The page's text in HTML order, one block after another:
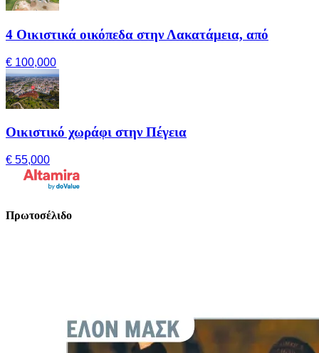
4 Οικιστικά οικόπεδα στην Λακατάμεια, από
€ 100,000
Οικιστικό χωράφι στην Πέγεια
€ 55,000
Πρωτοσέλιδο